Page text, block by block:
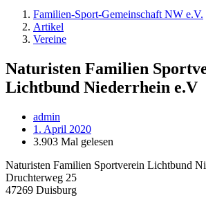
Familien-Sport-Gemeinschaft NW e.V.
Artikel
Vereine
Naturisten Familien
Lichtbund Niederrhein e.V
admin
1. April 2020
3.903 Mal gelesen
Naturisten Familien Sportverein Lichtbund
Druchterweg 25
47269 Duisburg